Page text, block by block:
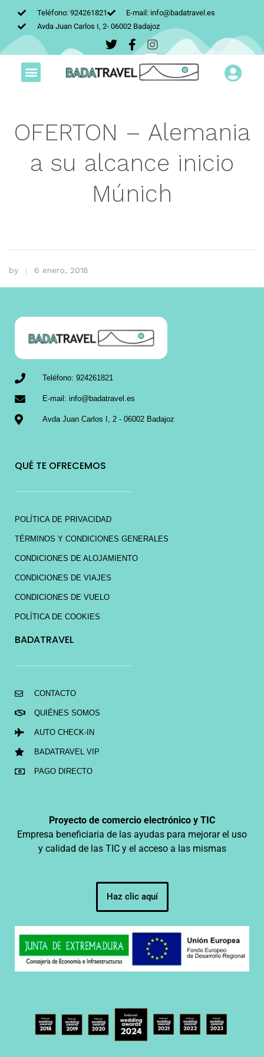
Teléfono: 924261821
E-mail: info@badatravel.es
Avda Juan Carlos I, 2- 06002 Badajoz
OFERTON – Alemania
a su alcance inicio
Múnich
by 6 enero, 2018
Teléfono: 924261821
E-mail: info@badatravel.es
Avda Juan Carlos I, 2 - 06002 Badajoz
QUÉ TE OFRECEMOS
POLÍTICA DE PRIVACIDAD
TÉRMINOS Y CONDICIONES GENERALES
CONDICIONES DE ALOJAMIENTO
CONDICIONES DE VIAJES
CONDICIONES DE VUELO
POLÍTICA DE COOKIES
BADATRAVEL
CONTACTO
QUIÉNES SOMOS
AUTO CHECK-IN
BADATRAVEL VIP
PAGO DIRECTO
Proyecto de comercio electrónico y TIC
Empresa beneficiaria de las ayudas para mejorar el uso
y calidad de las TIC y el acceso a las mismas
Haz clic aquí